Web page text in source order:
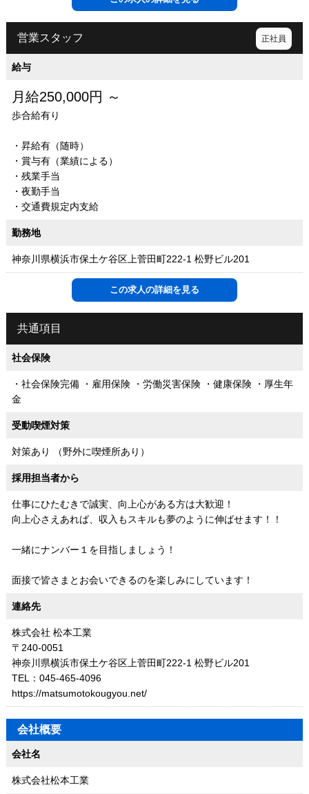
営業スタッフ 正社員
給与
月給250,000円 ～
歩合給有り
・昇給有（随時）
・賞与有（業績による）
・残業手当
・夜勤手当
・交通費規定内支給
勤務地
神奈川県横浜市保土ケ谷区上菅田町222-1 松野ビル201
この求人の詳細を見る
共通項目
社会保険
・社会保険完備 ・雇用保険 ・労働災害保険 ・健康保険 ・厚生年
金
受動喫煙対策
対策あり （野外に喫煙所あり）
採用担当者から
仕事にひたむきで誠実、向上心がある方は大歓迎！
向上心さえあれば、収入もスキルも夢のように伸ばせます！！
一緒にナンバー１を目指しましょう！
面接で皆さまとお会いできるのを楽しみにしています！
連絡先
株式会社 松本工業
〒240-0051
神奈川県横浜市保土ケ谷区上菅田町222-1 松野ビル201
TEL：045-465-4096
https://matsumotokougyou.net/
会社概要
会社名
株式会社松本工業